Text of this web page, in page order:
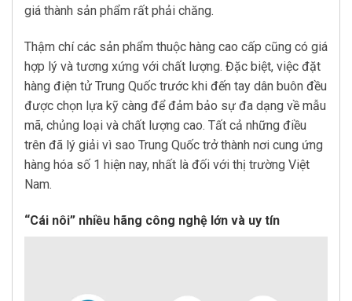
giá thành sản phẩm rất phải chăng.
Thậm chí các sản phẩm thuộc hàng cao cấp cũng có giá
hợp lý và tương xứng với chất lượng. Đặc biệt, việc đặt
hàng điện tử Trung Quốc trước khi đến tay dân buôn đều
được chọn lựa kỹ càng để đảm bảo sự đa dạng về mẫu
mã, chủng loại và chất lượng cao. Tất cả những điều
trên đã lý giải vì sao Trung Quốc trở thành nơi cung ứng
hàng hóa số 1 hiện nay, nhất là đối với thị trường Việt
Nam.
“Cái nôi” nhiều hãng công nghệ lớn và uy tín